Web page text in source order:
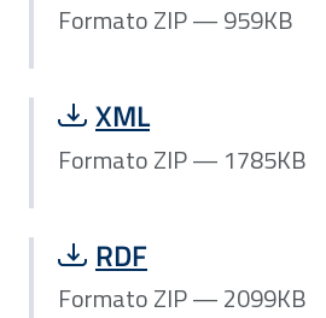
Formato ZIP — 959KB
Scarica file Formato
XML
Formato ZIP — 1785KB
Scarica file Formato
RDF
Formato ZIP — 2099KB